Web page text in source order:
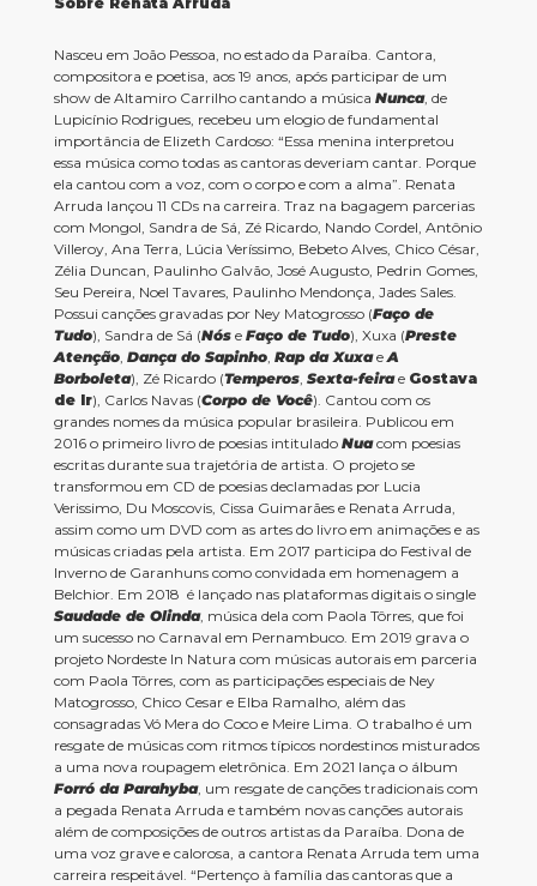
Nasceu em João Pessoa, no estado da Paraíba. Cantora,
compositora e poetisa, aos 19 anos, após participar de um
show de Altamiro Carrilho cantando a música Nunca, de
Lupicínio Rodrigues, recebeu um elogio de fundamental
importância de Elizeth Cardoso: “Essa menina interpretou
essa música como todas as cantoras deveriam cantar. Porque
ela cantou com a voz, com o corpo e com a alma”. Renata
Arruda lançou 11 CDs na carreira. Traz na bagagem parcerias
com Mongol, Sandra de Sá, Zé Ricardo, Nando Cordel, Antônio
Villeroy, Ana Terra, Lúcia Veríssimo, Bebeto Alves, Chico César,
Zélia Duncan, Paulinho Galvão, José Augusto, Pedrin Gomes,
Seu Pereira, Noel Tavares, Paulinho Mendonça, Jades Sales.
Possui canções gravadas por Ney Matogrosso (Faço de
Tudo), Sandra de Sá (Nóse Faço de Tudo), Xuxa (Preste
Atenção, Dança do Sapinho, Rap da XuxaeA
Borboleta), Zé Ricardo (Temperos, Sexta-feirae Gostava
de Ir), Carlos Navas (Corpo de Você). Cantou com os
grandes nomes da música popular brasileira. Publicou em
2016 o primeiro livro de poesias intitulado Nuacom poesias
escritas durante sua trajetória de artista. O projeto se
transformou em CD de poesias declamadas por Lucia
Verissimo, Du Moscovis, Cissa Guimarães e Renata Arruda,
assim como um DVD com as artes do livro em animações e as
músicas criadas pela artista. Em 2017 participa do Festival de
Inverno de Garanhuns como convidada em homenagem a
Belchior. Em 2018 é lançado nas plataformas digitais o single
Saudade de Olinda, música dela com Paola Tôrres, que foi
um sucesso no Carnaval em Pernambuco. Em 2019 grava o
projeto Nordeste In Natura com músicas autorais em parceria
com Paola Tôrres, com as participações especiais de Ney
Matogrosso, Chico Cesar e Elba Ramalho, além das
consagradas Vó Mera do Coco e Meire Lima. O trabalho é um
resgate de músicas com ritmos típicos nordestinos misturados
a uma nova roupagem eletrônica. Em 2021 lança o álbum
Forró da Parahyba, um resgate de canções tradicionais com
a pegada Renata Arruda e também novas canções autorais
além de composições de outros artistas da Paraíba. Dona de
uma voz grave e calorosa, a cantora Renata Arruda tem uma
carreira respeitável. “Pertenço à família das cantoras que a